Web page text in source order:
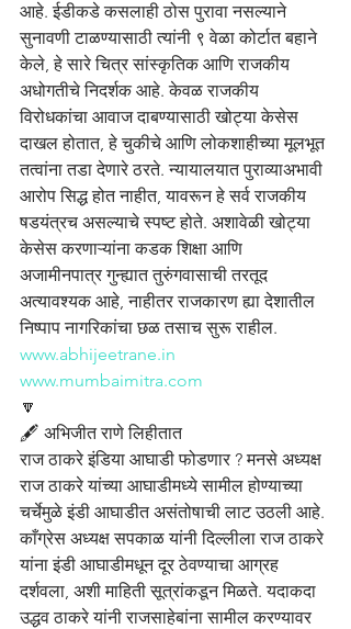
आहे. ईडीकडे कसलाही ठोस पुरावा नसल्याने
सुनावणी टाळण्यासाठी त्यांनी ९ वेळा कोर्टात बहाने
केले, हे सारे चित्र सांस्कृतिक आणि राजकीय
अधोगतीचे निदर्शक आहे. केवळ राजकीय
विरोधकांचा आवाज दाबण्यासाठी खोट्या केसेस
दाखल होतात, हे चुकीचे आणि लोकशाहीच्या मूलभूत
तत्वांना तडा देणारे ठरते. न्यायालयात पुराव्याअभावी
आरोप सिद्ध होत नाहीत, यावरून हे सर्व राजकीय
षडयंत्रच असल्याचे स्पष्ट होते. अशावेळी खोट्या
केसेस करणाऱ्यांना कडक शिक्षा आणि
अजामीनपात्र गुन्ह्यात तुरुंगवासाची तरतूद
अत्यावश्यक आहे, नाहीतर राजकारण ह्या देशातील
निष्पाप नागरिकांचा छळ तसाच सुरू राहील.
www.abhijeetrane.in
www.mumbaimitra.com
🔽
🖋️ अभिजीत राणे लिहीतात
राज ठाकरे इंडिया आघाडी फोडणार ? मनसे अध्यक्ष
राज ठाकरे यांच्या आघाडीमध्ये सामील होण्याच्या
चर्चेमुळे इंडी आघाडीत असंतोषाची लाट उठली आहे.
काँग्रेस अध्यक्ष सपकाळ यांनी दिल्लीला राज ठाकरे
यांना इंडी आघाडीमधून दूर ठेवण्याचा आग्रह
दर्शवला, अशी माहिती सूत्रांकडून मिळते. यदाकदा
उद्धव ठाकरे यांनी राजसाहेबांना सामील करण्यावर